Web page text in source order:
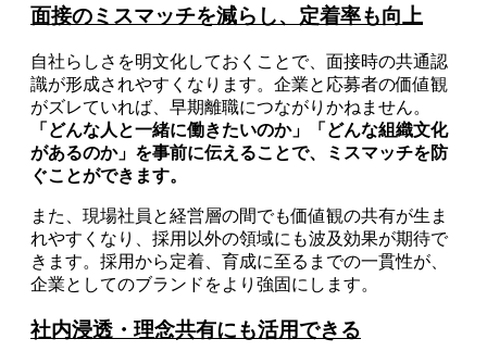
面接のミスマッチを減らし、定着率も向上
自社らしさを明文化しておくことで、面接時の共通認
識が形成されやすくなります。企業と応募者の価値観
がズレていれば、早期離職につながりかねません。
「どんな人と一緒に働きたいのか」「どんな組織文化
があるのか」を事前に伝えることで、ミスマッチを防
ぐことができます。
また、現場社員と経営層の間でも価値観の共有が生ま
れやすくなり、採用以外の領域にも波及効果が期待で
きます。採用から定着、育成に至るまでの一貫性が、
企業としてのブランドをより強固にします。
社内浸透・理念共有にも活用できる